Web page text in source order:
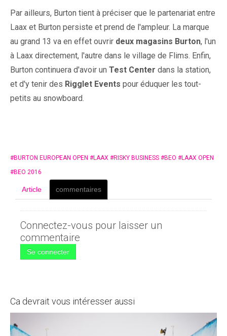
Par ailleurs, Burton tient à préciser que le partenariat entre
Laax et Burton persiste et prend de l'ampleur. La marque
au grand 13 va en effet ouvrir deux magasins Burton, l'un
à Laax directement, l'autre dans le village de Flims. Enfin,
Burton continuera d'avoir un Test Center dans la station,
et d'y tenir des Rigglet Events pour éduquer les tout-
petits au snowboard.
#BURTON EUROPEAN OPEN #LAAX #RISKY BUSINESS #BEO #LAAX OPEN
#BEO 2016
Article commentaires
Connectez-vous pour laisser un
commentaire
Se connecter
Ca devrait vous intéresser aussi